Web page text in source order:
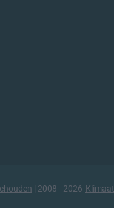
| 2008 - 2026